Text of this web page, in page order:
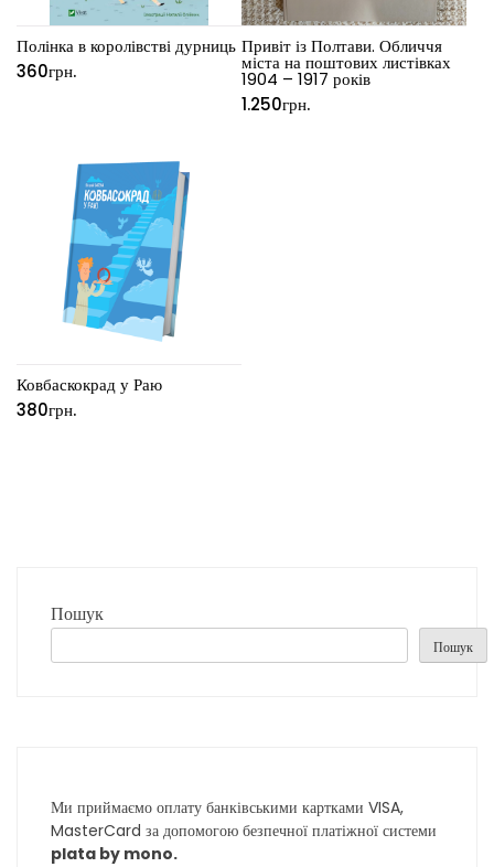
Полінка в королівстві дурниць
360грн.
Привіт із Полтави. Обличчя
міста на поштових листівках
1904 – 1917 років
1.250грн.
Ковбаскокрад у Раю
380грн.
Пошук
Пошук
Ми приймаємо оплату банківськими картками VISA,
MasterCard за допомогою безпечної платіжної системи
plata by mono.